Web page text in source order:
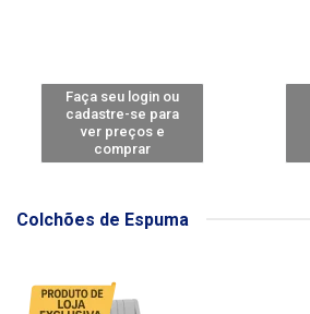
Faça seu login ou
cadastre-se para
ver preços e
comprar
Colchões de Espuma